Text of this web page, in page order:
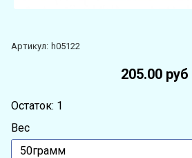
Артикул: h05122
205.00 руб
Остаток: 1
Вес